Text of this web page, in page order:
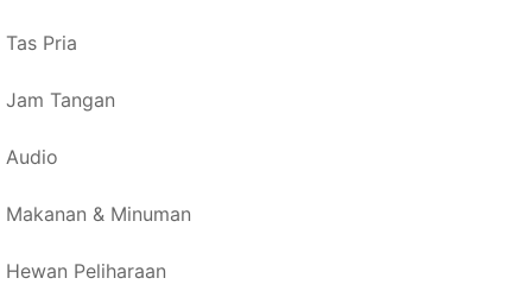
Tas Pria
Jam Tangan
Audio
Makanan & Minuman
Hewan Peliharaan